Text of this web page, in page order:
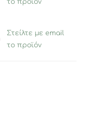
το προϊόν
Στείλτε με email
το προϊόν